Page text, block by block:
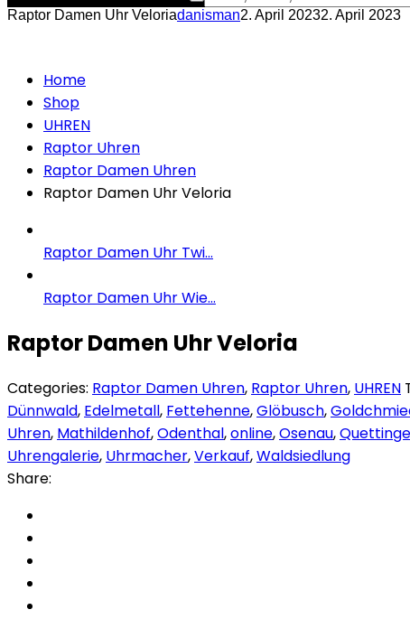
Raptor Damen Uhr Veloriadanisman2. April 20232. April 2023
Home
Shop
UHREN
Raptor Uhren
Raptor Damen Uhren
Raptor Damen Uhr Veloria
Raptor Damen Uhr Twi...
Raptor Damen Uhr Wie...
Raptor Damen Uhr Veloria
Categories: Raptor Damen Uhren, Raptor Uhren, UHREN
Dünnwald, Edelmetall, Fettehenne,Glöbusch,
Uhren, Mathildenhof,Odenthal,online,Osenau,
Uhrengalerie, Uhrmacher,Verkauf,Waldsiedlung
Share: